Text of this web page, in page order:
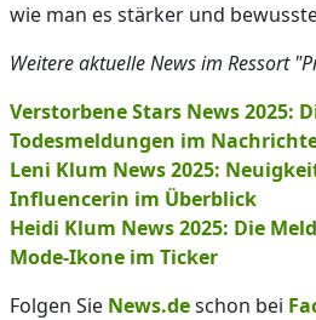
wie man es stärker und
Weitere aktuelle News im Ressort
Verstorbene Stars News 2025:
Todesmeldungen im
Leni Klum News 2025:
Influencerin im Überblick
Heidi Klum News 2025: Die
Mode-Ikone im Ticker
Folgen Sie News.deschon bei